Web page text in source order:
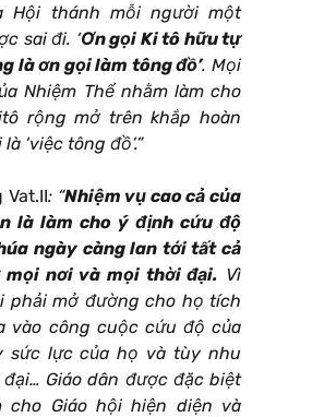
Hội thánh mỗi người một
sai đi. ‘Ơn gọi Ki tô hữu tự
là ơn gọi làm tông đồ’. Mọi
Nhiệm Thể nhằm làm cho
rộng mở trên khắp hoàn
‘việc tông đồ’.”
Vat.II: “Nhiệm vụ cao cả của
là làm cho ý định cứu độ
ngày càng lan tới tất cả
mọi nơi và mọi thời đại. Vì
phải mở đường cho họ tích
vào công cuộc cứu độ của
sức lực của họ và tùy nhu
Giáo dân được đặc biệt
cho Giáo hội hiện diện và